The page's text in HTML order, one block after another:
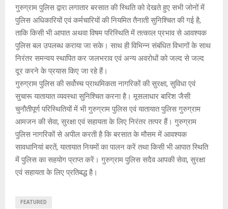
गुरुग्राम पुलिस द्वारा लगातार बरसात की स्थिति को देखते हुए सभी जोनों में
पुलिस अधिकारियों एवं कर्मचारियों की नियमित तैनाती सुनिश्चित की गई है,
ताकि किसी भी आपात अथवा विषम परिस्थिति में तत्काल प्रभाव से आवश्यक
पुलिस बल उपलब्ध कराया जा सके। साथ ही विभिन्न संबंधित विभागों के साथ
निरंतर समन्वय स्थापित कर जलभराव एवं अन्य अवरोधों को जल्द से जल्द
दूर करने के प्रयास किए जा रहे हैं।
गुरुग्राम पुलिस की सर्वोच्च प्राथमिकता नागरिकों की सुरक्षा, सुविधा एवं
सुचारू यातायात व्यवस्था सुनिश्चित करना है। मूसलाधार बारिश जैसी
चुनौतीपूर्ण परिस्थितियों में भी गुरुग्राम पुलिस एवं यातायात पुलिस गुरुग्राम
आमजन की सेवा, सुरक्षा एवं सहायता के लिए निरंतर तत्पर हैं। गुरुग्राम
पुलिस नागरिकों से अपील करती है कि बरसात के मौसम में आवश्यक
सावधानियां बरतें, यातायात नियमों का पालन करें तथा किसी भी आपात स्थिति
में पुलिस का सहयोग प्राप्त करें। गुरुग्राम पुलिस सदैव आपकी सेवा, सुरक्षा
एवं सहायता के लिए प्रतिबद्ध है।
FEATURED